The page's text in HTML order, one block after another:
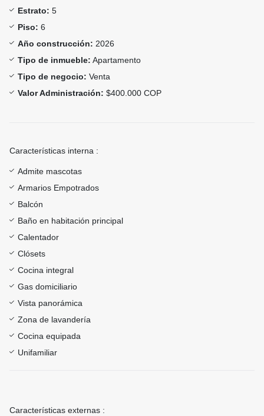
Estrato: 5
Piso: 6
Año construcción: 2026
Tipo de inmueble: Apartamento
Tipo de negocio: Venta
Valor Administración: $400.000 COP
Características interna :
Admite mascotas
Armarios Empotrados
Balcón
Baño en habitación principal
Calentador
Clósets
Cocina integral
Gas domiciliario
Vista panorámica
Zona de lavandería
Cocina equipada
Unifamiliar
Características externas :